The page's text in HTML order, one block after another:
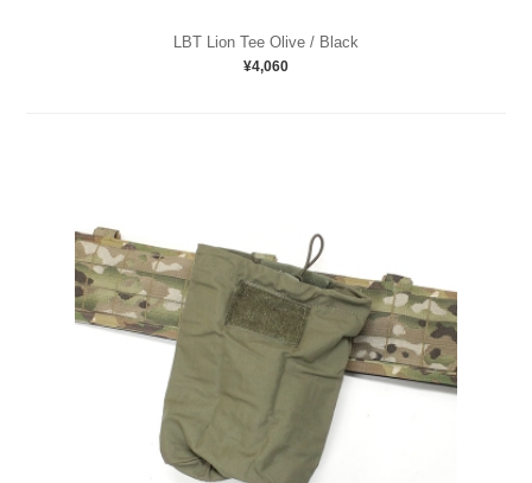
LBT Lion Tee Olive / Black
¥4,060